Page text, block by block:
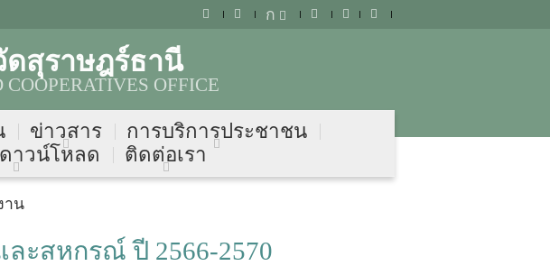
ก
สุราษฎร์ธานี
OFFICE
ข่าวสาร
การบริการประชาชน
าวน์โหลด ติดต่อเรา
าน
ะสหกรณ์ ปี 2566-2570